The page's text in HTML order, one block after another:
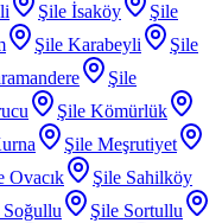
Şile İsaköy
Şile
Şile Karabeyli
Şile
Şile
Şile Kömürlük
Şile Meşrutiyet
Ovacık
Şile Sahilköy
Soğullu
Şile Sortullu